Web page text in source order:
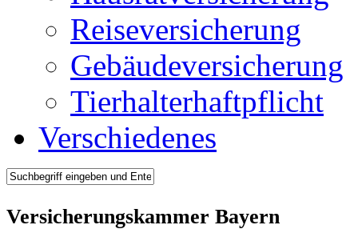
Reiseversicherung
Gebäudeversicherung
Tierhalterhaftpflicht
Verschiedenes
Versicherungskammer Bayern